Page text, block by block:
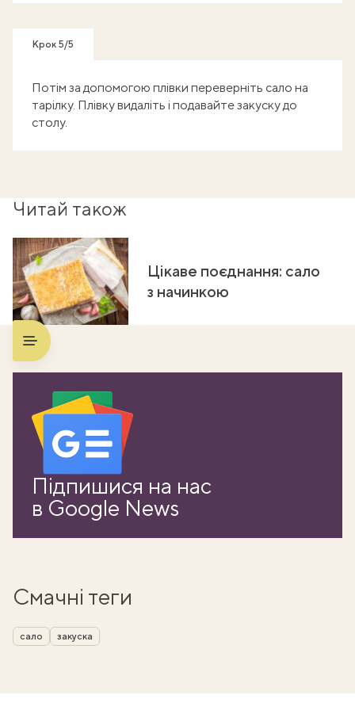
Крок 5/5
Потім за допомогою плівки переверніть сало на
тарілку. Плівку видаліть і подавайте закуску до
столу.
Читай також
Цікаве поєднання: сало
з начинкою
Підпишися на нас
в Google News
Смачні теги
сало закуска